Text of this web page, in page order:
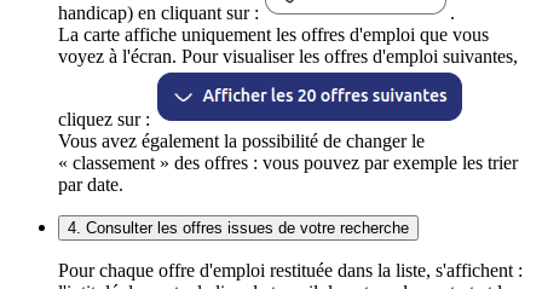
handicap) en cliquant sur :
.
La carte affiche uniquement les offres d'emploi que vous
voyez à l'écran. Pour visualiser les offres d'emploi suivantes,
cliquez sur :
Vous avez également la possibilité de changer le
« classement » des offres : vous pouvez par exemple les trier
par date.
4. Consulter les offres issues de votre recherche
Pour chaque offre d'emploi restituée dans la liste, s'affichent :